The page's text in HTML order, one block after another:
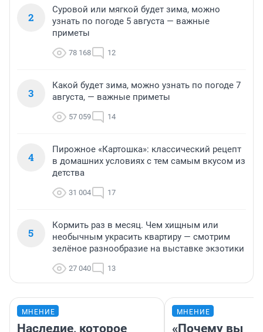
2
Суровой или мягкой будет зима, можно
узнать по погоде 5 августа — важные
приметы
78 168 12
3
Какой будет зима, можно узнать по погоде 7
августа, — важные приметы
57 059 14
4
Пирожное «Картошка»: классический рецепт
в домашних условиях с тем самым вкусом из
детства
31 004 17
5
Кормить раз в месяц. Чем хищным или
необычным украсить квартиру — смотрим
зелёное разнообразие на выставке экзотики
27 040 13
МНЕНИЕ
Наследие, которое
МНЕНИЕ
«Почему вы